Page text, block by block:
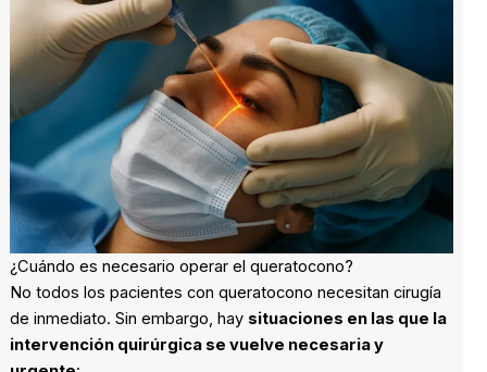
¿Cuándo es necesario operar el queratocono?
No todos los pacientes con queratocono necesitan cirugía
de inmediato. Sin embargo, hay situaciones en las que la
intervención quirúrgica se vuelve necesaria y